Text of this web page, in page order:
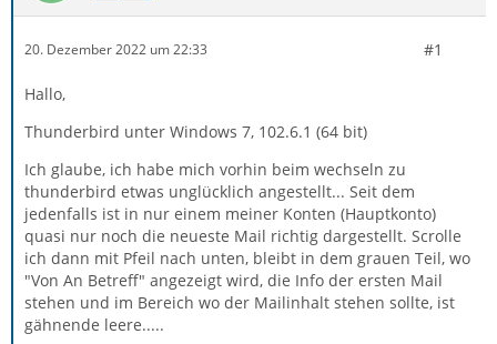
20. Dezember 2022 um 22:33 #1
Hallo,
Thunderbird unter Windows 7, 102.6.1 (64 bit)
Ich glaube, ich habe mich vorhin beim wechseln zu
thunderbird etwas unglücklich angestellt... Seit dem
jedenfalls ist in nur einem meiner Konten (Hauptkonto)
quasi nur noch die neueste Mail richtig dargestellt. Scrolle
ich dann mit Pfeil nach unten, bleibt in dem grauen Teil, wo
"Von An Betreff" angezeigt wird, die Info der ersten Mail
stehen und im Bereich wo der Mailinhalt stehen sollte, ist
gähnende leere.....